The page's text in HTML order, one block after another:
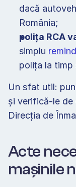
dacă
România;
polița RCA
simplu
polița la timp
Un sfat util:
și verifică-le de
Direcția de
Acte
mașinile